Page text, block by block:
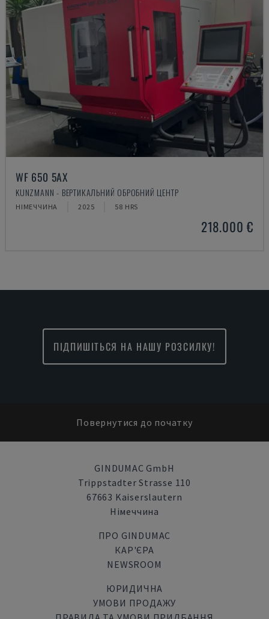
WF 650 5AX
KUNZMANN - ВЕРТИКАЛЬНИЙ ОБРОБНИЙ ЦЕНТР
НІМЕЧЧИНА 2025 58 HRS
218.000 €
ПІДПИШІТЬСЯ НА НАШУ РОЗСИЛКУ!
Повернутися до початку
GINDUMAC GmbH
Trippstadter Strasse 110
67663 Kaiserslautern
Німеччина
ПРО GINDUMAC
КАР'ЄРА
NEWSROOM
ЮРИДИЧНА
УМОВИ ПРОДАЖУ